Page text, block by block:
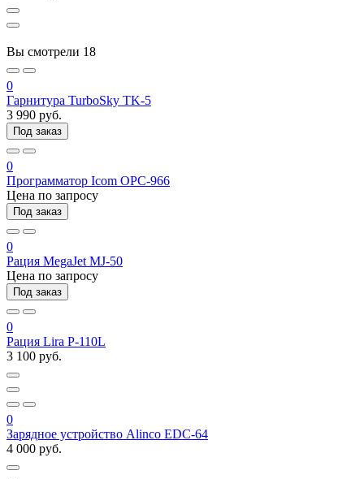
Вы смотрели 18
0
Гарнитура TurboSky TK-5
3 990 руб.
Под заказ
0
Программатор Icom OPC-966
Цена по запросу
Под заказ
0
Рация MegaJet MJ-50
Цена по запросу
Под заказ
0
Рация Lira P-110L
3 100 руб.
0
Зарядное устройство Alinco EDC-64
4 000 руб.